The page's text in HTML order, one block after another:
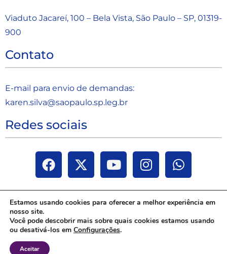
Viaduto Jacareí, 100 – Bela Vista, São Paulo – SP, 01319-
900
Contato
E-mail para envio de demandas:
karen.silva@saopaulo.sp.leg.br
Redes sociais
Estamos usando cookies para oferecer a melhor experiência em
nosso site.
Você pode descobrir mais sobre quais cookies estamos usando
ou desativá-los em Configurações.
Aceitar